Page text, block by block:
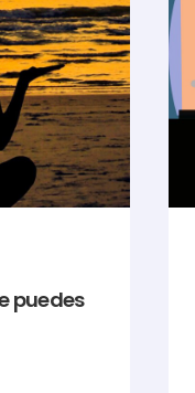
puedes